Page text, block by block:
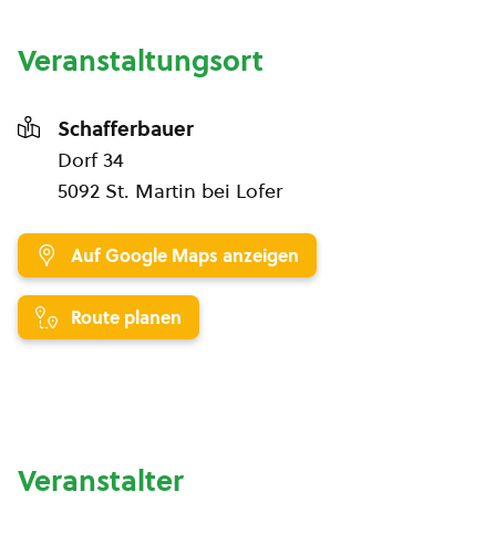
Veranstaltungsort
Schafferbauer
Dorf 34
5092 St. Martin bei Lofer
Auf Google Maps anzeigen
Route planen
Veranstalter